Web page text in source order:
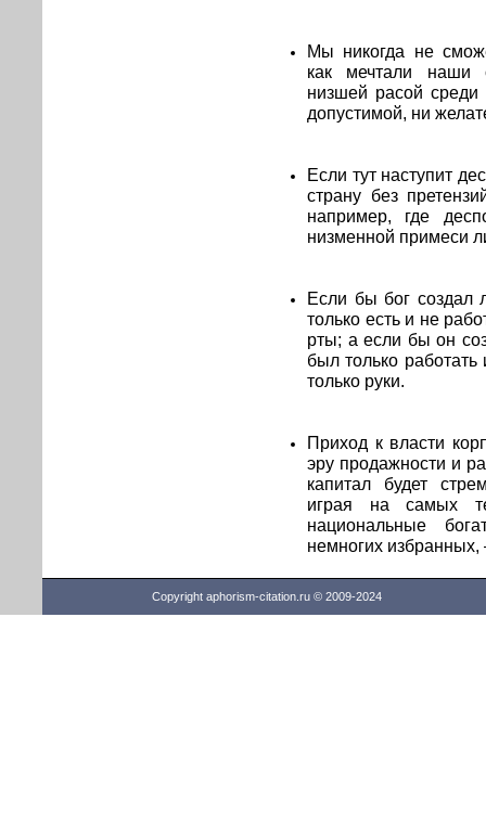
Мы никогда не
как мечтали наши
низшей расой среди
допустимой, ни
Если тут наступит
страну без
например, где
низменной примеси
Если бы бог создал
только есть и не
рты; а если бы он
был только
только руки.
Приход к власти
эру продажности и
капитал будет
играя на самых
национальные
немногих избранных,
Copyright aphorism-citation.ru © 2009-2024